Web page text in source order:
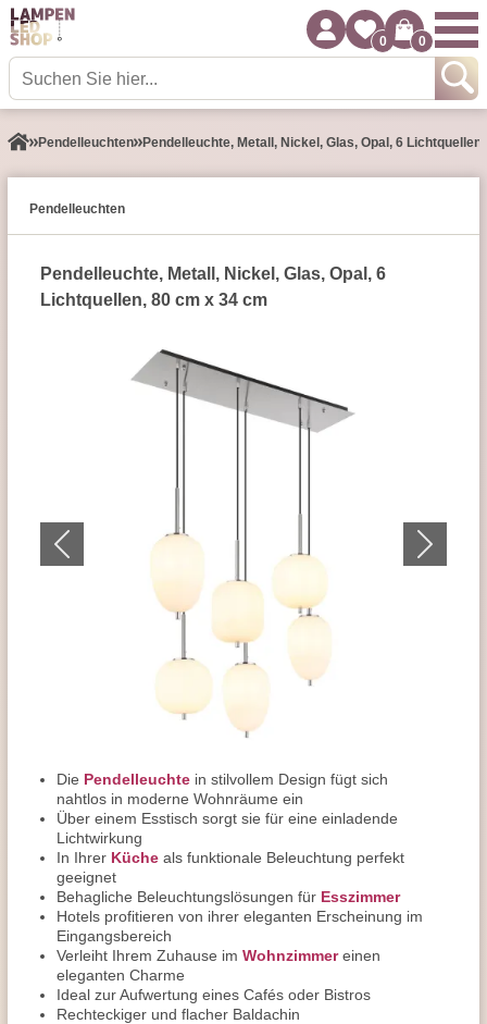
0 0
Pendel­leuchten Pendelleuchte, Metall, Nickel, Glas, Opal, 6
Pendel­leuchten
Pendelleuchte, Metall, Nickel, Glas, Opal, 6
Lichtquellen, 80 cm x 34 cm
Die Pendelleuchte in stilvollem Design fügt sich
nahtlos in moderne Wohnräume ein
Über einem Esstisch sorgt sie für eine einladende
Lichtwirkung
In Ihrer Küche als funktionale Beleuchtung perfekt
geeignet
Behagliche Beleuchtungslösungen für Esszimmer
Hotels profitieren von ihrer eleganten Erscheinung im
Eingangsbereich
Verleiht Ihrem Zuhause im Wohnzimmereinen
eleganten Charme
Ideal zur Aufwertung eines Cafés oder Bistros
Rechteckiger und flacher Baldachin